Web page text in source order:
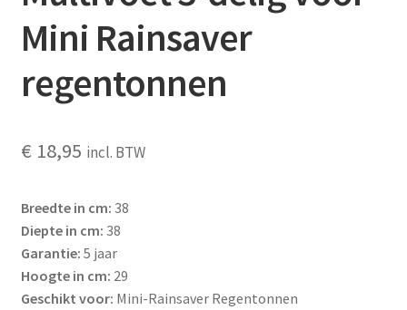
Mini Rainsaver
regentonnen
€ 18,95 incl. BTW
Breedte in cm: 38
Diepte in cm: 38
Garantie: 5 jaar
Hoogte in cm: 29
Geschikt voor: Mini-Rainsaver Regentonnen